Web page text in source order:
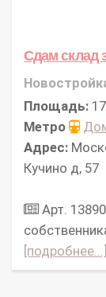
Сдам склад
Площадь:
Метро
Адрес:
Кучино д, 57
Арт.
[подробнее...]